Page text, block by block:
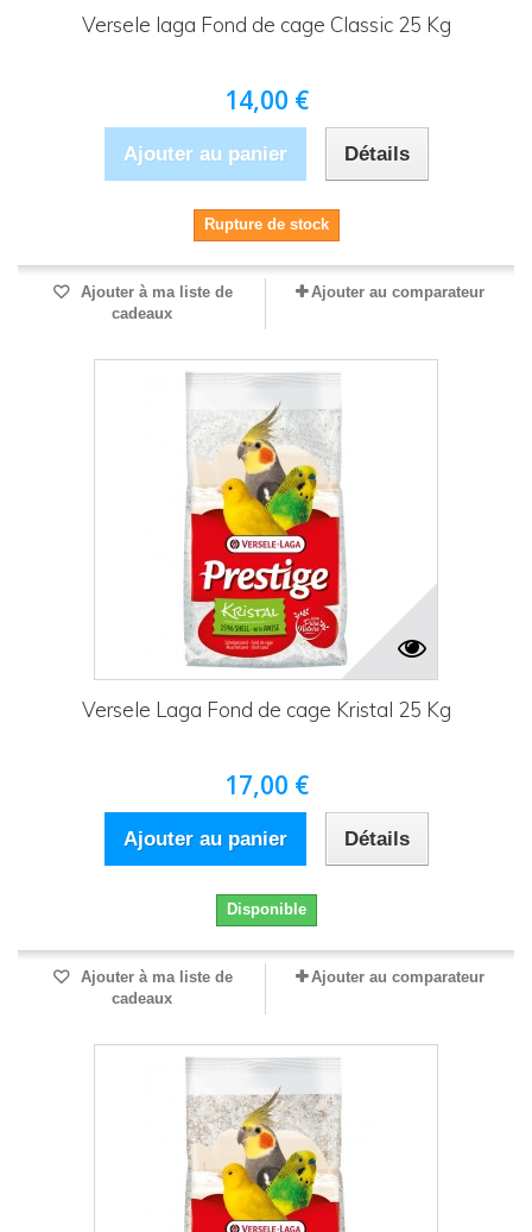
Versele laga Fond de cage Classic 25 Kg
14,00 €
Ajouter au panier Détails
Rupture de stock
Ajouter à ma liste de
cadeaux
Ajouter au comparateur
Versele Laga Fond de cage Kristal 25 Kg
17,00 €
Ajouter au panier Détails
Disponible
Ajouter à ma liste de
cadeaux
Ajouter au comparateur